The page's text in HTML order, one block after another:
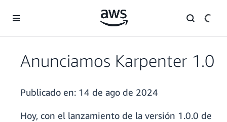
Anunciamos Karpenter 1.0
Publicado en: 14 de ago de 2024
Hoy, con el lanzamiento de la versión 1.0.0 de